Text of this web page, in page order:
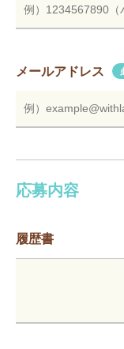
メールアドレス
応募内容
履歴書